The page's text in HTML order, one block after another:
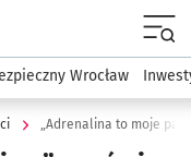
Dla mieszkańca
Wrocław